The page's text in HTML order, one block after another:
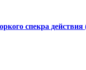
спекра действия